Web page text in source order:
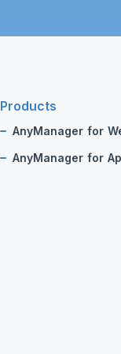
Products
AnyManager for
AnyManager for